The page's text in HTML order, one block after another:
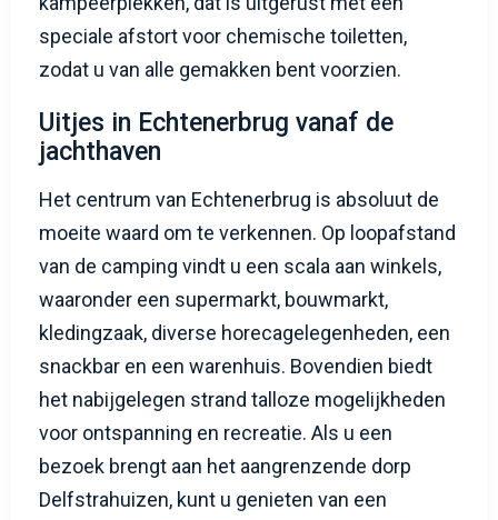
speciale afstort voor chemische toiletten,
zodat u van alle gemakken bent voorzien.
Uitjes in Echtenerbrug vanaf de
jachthaven
Het centrum van Echtenerbrug is absoluut de
moeite waard om te verkennen. Op loopafstand
van de camping vindt u een scala aan winkels,
waaronder een supermarkt, bouwmarkt,
kledingzaak, diverse horecagelegenheden, een
snackbar en een warenhuis. Bovendien biedt
het nabijgelegen strand talloze mogelijkheden
voor ontspanning en recreatie. Als u een
bezoek brengt aan het aangrenzende dorp
Delfstrahuizen, kunt u genieten van een